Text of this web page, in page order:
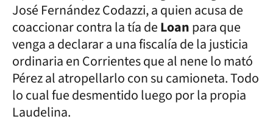
José Fernández Codazzi, a quien acusa de
coaccionar contra la tía deLoanpara que
venga a declarar a una fiscalía de la justicia
ordinaria en Corrientes que al nene lo mató
Pérez al atropellarlo con su camioneta. Todo
lo cual fue desmentido luego por la propia
Laudelina.